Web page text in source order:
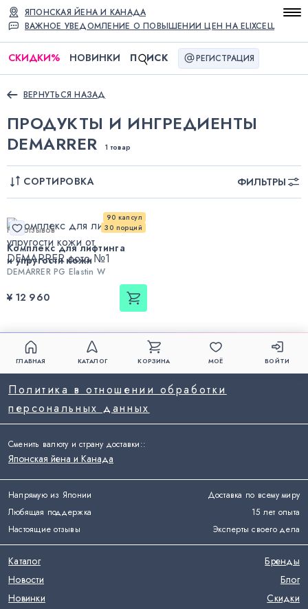
ВАЖНОЕ УВЕДОМЛЕНИЕ О ПОВЫШЕНИИ ЦЕН НА ELIXCELL
ЯПОНСКАЯ ЙЕНА И КАНАДА
СКИДКИ% НОВИНКИ П ИСК РЕГИСТРАЦИЯ
ВЕРНУТЬСЯ НАЗАД
ПРОДУКТЫ И ИНГРЕДИЕНТЫ
DEMARRER
1 товар
СОРТИРОВКА ФИЛЬТРЫ
90 капсул
30 порций
Нет отзывов
Комплекс для лифтинга
и упругости кожи
DEMARRER PG Elastin W
¥ 12 960
ГЛАВНАЯ КАТАЛОГ КОРЗИНА МОЁ ВОЙТИ
Напрямую из Японии
Доставка по всему миру
Любящая поддержка
15 лет опыта
Настоящие отзывы
Эксперты своего дела
Политика в отношении обработки
персональных данных
Каталог
Бренды
Новости
Блог
Новинки
Скидки
Сменить валюту и страну доставки::
Японская йена и Канада